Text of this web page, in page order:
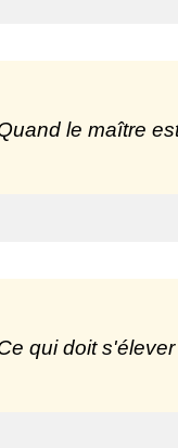
le maître
qui doit